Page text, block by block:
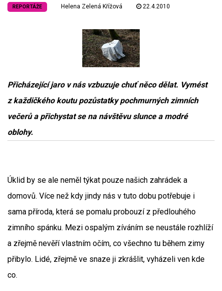
REPORTÁŽE Helena Zelená Křížová 22.4.2010
Přicházející jaro v nás vzbuzuje chuť něco dělat. Vymést
z každičkého koutu pozůstatky pochmurných zimních
večerů a přichystat se na návštěvu slunce a modré
oblohy.
Úklid by se ale neměl týkat pouze našich zahrádek a
domovů. Více než kdy jindy nás v tuto dobu potřebuje i
sama příroda, která se pomalu probouzí z předlouhého
zimního spánku. Mezi ospalým zíváním se neustále rozhlíží
a zřejmě nevěří vlastním očím, co všechno tu během zimy
přibylo. Lidé, zřejmě ve snaze ji zkrášlit, vyházeli ven kde
co.